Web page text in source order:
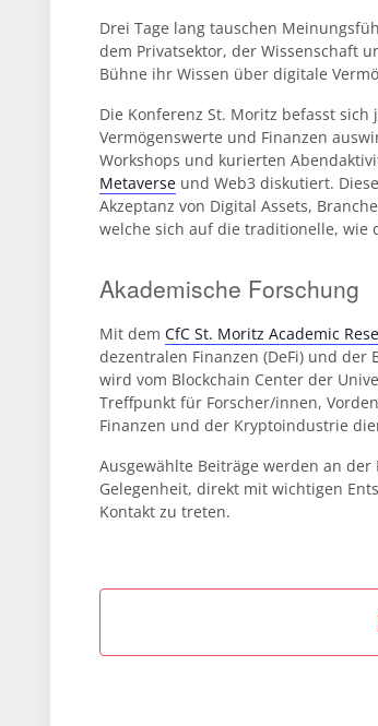
Drei Tage lang tauschen
dem Privatsektor, der Wissenschaft
Bühne ihr Wissen über digitale
Die Konferenz St. Moritz befasst
Vermögenswerte und Finanzen
Workshops und kurierten
Metaverse und Web3 diskutiert.
Akzeptanz von Digital Assets,
welche sich auf die traditionelle, wie
Akademische Forschung
Mit dem CfC St. Moritz Academic
dezentralen Finanzen (DeFi) und der
wird vom Blockchain Center der
Treffpunkt für Forscher/innen,
Finanzen und der Kryptoindustrie
Ausgewählte Beiträge werden an
Gelegenheit, direkt mit wichtigen
Kontakt zu treten.